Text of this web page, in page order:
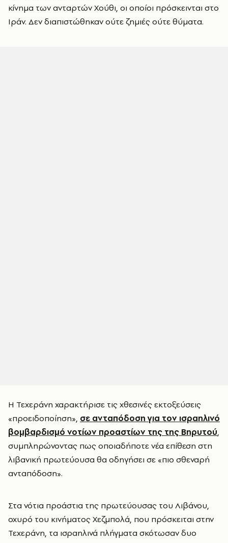
κίνημα των ανταρτών Χούθι, οι οποίοι πρόσκεινται στο
Ιράν. Δεν διαπιστώθηκαν ούτε ζημιές ούτε θύματα.
Η Τεχεράνη χαρακτήρισε τις χθεσινές εκτοξεύσεις
«προειδοποίηση», σε ανταπόδοση για τον ισραηλινό
βομβαρδισμό νοτίων προαστίων της της Βηρυτού,
συμπληρώνοντας πως οποιαδήποτε νέα επίθεση στη
λιβανική πρωτεύουσα θα οδηγήσει σε «πιο σθεναρή
ανταπόδοση».
Στα νότια προάστια της πρωτεύουσας του Λιβάνου,
οχυρό του κινήματος Χεζμπολά, που πρόσκειται στην
Τεχεράνη, τα ισραηλινά πλήγματα σκότωσαν δυο